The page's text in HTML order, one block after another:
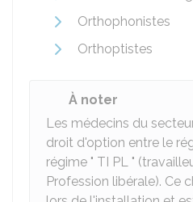
Orthophonistes
Orthoptistes
À noter
Les médecins du
droit d'option entre le
régime " TI PL "
Profession libérale). Ce